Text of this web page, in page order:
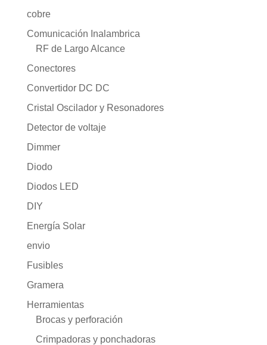
cobre
Comunicación Inalambrica
RF de Largo Alcance
Conectores
Convertidor DC DC
Cristal Oscilador y Resonadores
Detector de voltaje
Dimmer
Diodo
Diodos LED
DIY
Energía Solar
envio
Fusibles
Gramera
Herramientas
Brocas y perforación
Crimpadoras y ponchadoras